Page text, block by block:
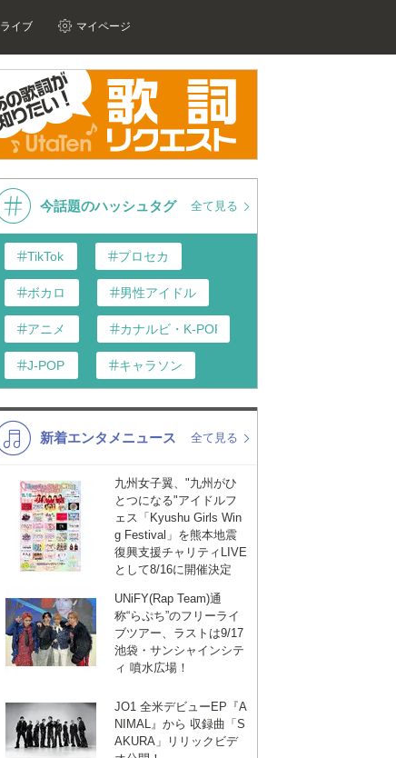
ライブ マイページ
今話題のハッシュタグ 全て見る
TikTok プロセカ
ボカロ 男性アイドル
アニメ カナルビ・K-POP和訳
J-POP キャラソン
K-POP 演歌・歌謡
洋楽
VTuber ディズニー
新着エンタメニュース 全て見る
九州女子翼、"九州がひ
とつになる"アイドルフ
ェス「Kyushu Girls Win
g Festival」を熊本地震
復興支援チャリティLIVE
として8/16に開催決定
UNiFY(Rap Team)通
称“らぷち”のフリーライ
ブツアー、ラストは9/17
池袋・サンシャインシテ
ィ 噴水広場！
JO1 全米デビューEP『A
NIMAL』から 収録曲「S
AKURA」リリックビデ